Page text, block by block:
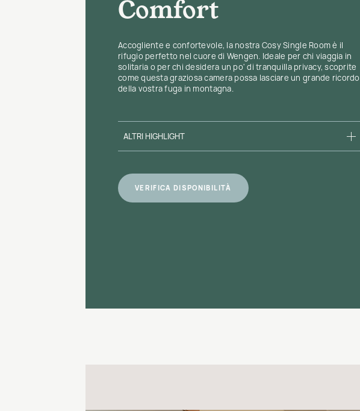
Comfort
Accogliente e confortevole, la nostra Cosy Single Room è il
rifugio perfetto nel cuore di Wengen. Ideale per chi viaggia in
solitaria o per chi desidera un po' di tranquilla privacy, scoprite
come questa graziosa camera possa lasciare un grande ricordo
della vostra fuga in montagna.
ALTRI HIGHLIGHT
VERIFICA DISPONIBILITÀ